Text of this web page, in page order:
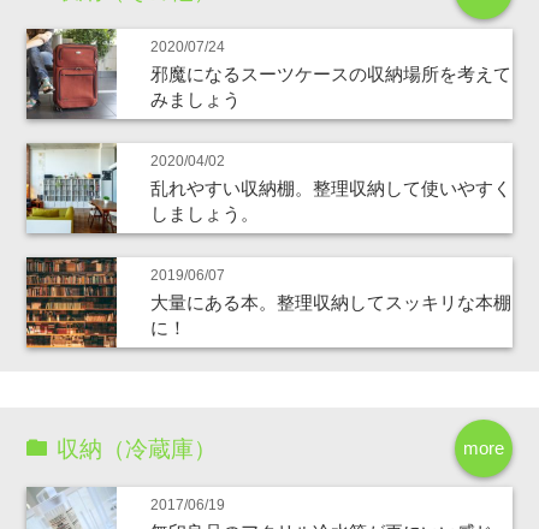
2020/07/24
邪魔になるスーツケースの収納場所を考えて
みましょう
2020/04/02
乱れやすい収納棚。整理収納して使いやすく
しましょう。
2019/06/07
大量にある本。整理収納してスッキリな本棚
に！
more
収納（冷蔵庫）
2017/06/19